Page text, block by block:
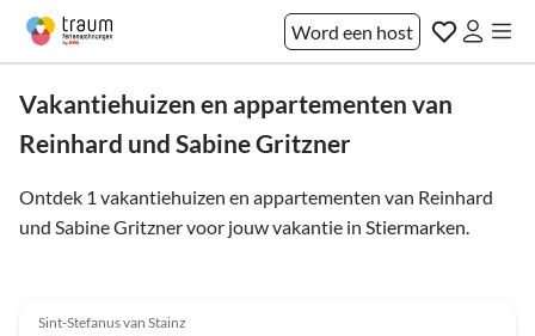
Word een host
Vakantiehuizen en appartementen van
Reinhard und Sabine Gritzner
Ontdek 1 vakantiehuizen en appartementen van Reinhard
und Sabine Gritzner voor jouw vakantie in Stiermarken.
Sint-Stefanus van Stainz